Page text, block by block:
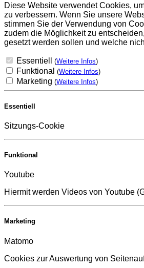
Diese Website verwendet Cookies,
zu verbessern. Wenn Sie unsere
stimmen Sie der Verwendung von
zudem die Möglichkeit zu
gesetzt werden sollen und welche
Essentiell (Weitere Infos)
Funktional (Weitere Infos)
Marketing (Weitere Infos)
Essentiell
Sitzungs-Cookie
Funktional
Youtube
Hiermit werden Videos von Youtube
Marketing
Matomo
Cookies zur Auswertung von